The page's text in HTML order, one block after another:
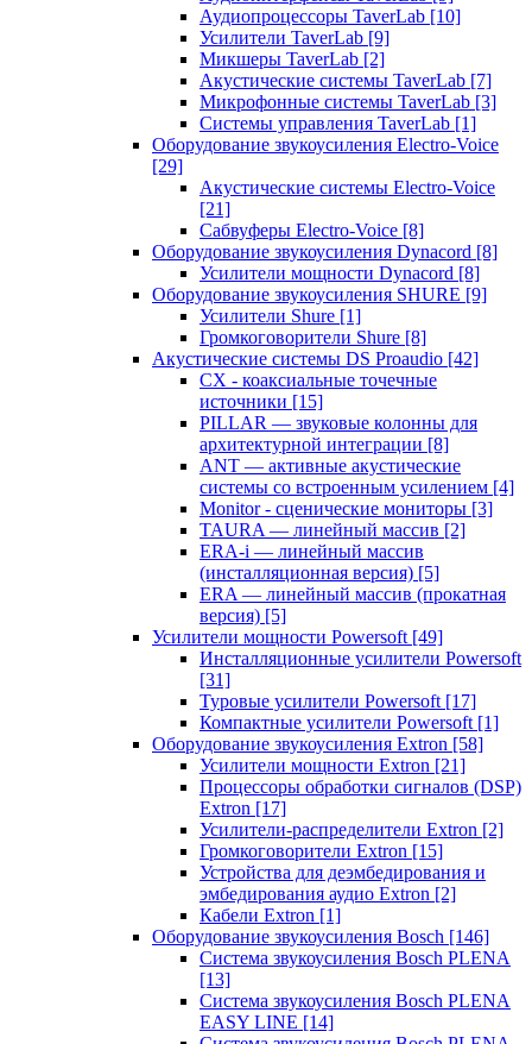
Аудиопроцессоры TaverLab [10]
Усилители TaverLab [9]
Микшеры TaverLab [2]
Акустические системы TaverLab [7]
Микрофонные системы TaverLab [3]
Системы управления TaverLab [1]
Оборудование звукоусиления Electro-Voice
[29]
Акустические системы Electro-Voice
[21]
Сабвуферы Electro-Voice [8]
Оборудование звукоусиления Dynacord [8]
Усилители мощности Dynacord [8]
Оборудование звукоусиления SHURE [9]
Усилители Shure [1]
Громкоговорители Shure [8]
Акустические системы DS Proaudio [42]
CX - коаксиальные точечные
источники [15]
PILLAR — звуковые колонны для
архитектурной интеграции [8]
ANT — активные акустические
системы со встроенным усилением [4]
Monitor - сценические мониторы [3]
TAURA — линейный массив [2]
ERA-i — линейный массив
(инсталляционная версия) [5]
ERA — линейный массив (прокатная
версия) [5]
Усилители мощности Powersoft [49]
Инсталляционные усилители Powersoft
[31]
Туровые усилители Powersoft [17]
Компактные усилители Powersoft [1]
Оборудование звукоусиления Extron [58]
Усилители мощности Extron [21]
Процессоры обработки сигналов (DSP)
Extron [17]
Усилители-распределители Extron [2]
Громкоговорители Extron [15]
Устройства для деэмбедирования и
эмбедирования аудио Extron [2]
Кабели Extron [1]
Оборудование звукоусиления Bosch [146]
Система звукоусиления Bosch PLENA
[13]
Система звукоусиления Bosch PLENA
EASY LINE [14]